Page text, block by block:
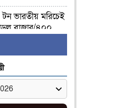
টন ভারতীয় মরিচেই
বাজার/৪০০
ছিল
লক্ষ্য হওয়া উচিত